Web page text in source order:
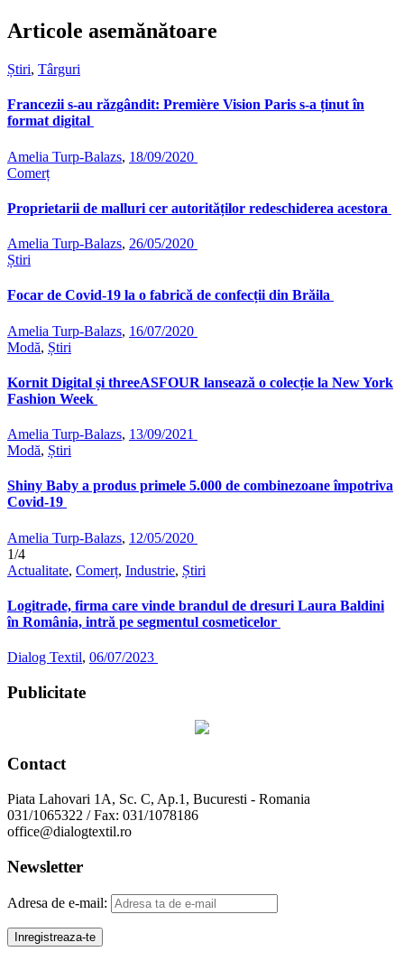
Articole asemănătoare
Știri, Târguri
Francezii s-au răzgândit: Première Vision Paris s-a ținut în
format digital
Amelia Turp-Balazs, 18/09/2020
Comerț
Proprietarii de malluri cer autorităților redeschiderea acestora
Amelia Turp-Balazs, 26/05/2020
Știri
Focar de Covid-19 la o fabrică de confecții din Brăila
Amelia Turp-Balazs, 16/07/2020
Modă, Știri
Kornit Digital și threeASFOUR lansează o colecție la New York
Fashion Week
Amelia Turp-Balazs, 13/09/2021
Modă, Știri
Shiny Baby a produs primele 5.000 de combinezoane împotriva
Covid-19
Amelia Turp-Balazs, 12/05/2020
1/4
Actualitate, Comerț, Industrie, Știri
Logitrade, firma care vinde brandul de dresuri Laura Baldini
în România, intră pe segmentul cosmeticelor
Dialog Textil, 06/07/2023
Publicitate
Contact
Piata Lahovari 1A, Sc. C, Ap.1, Bucuresti - Romania
031/1065322 / Fax: 031/1078186
office@dialogtextil.ro
Newsletter
Adresa de e-mail: